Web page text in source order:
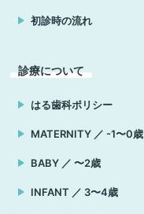
初診時の流れ
診療について
はる歯科ポリシー
MATERNITY ／ -1〜0歳
BABY ／ 〜2歳
INFANT ／ 3〜4歳